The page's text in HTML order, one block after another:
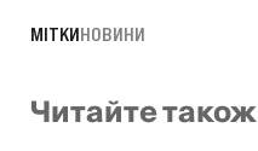
МІТКИНОВИНИ
Читайте також